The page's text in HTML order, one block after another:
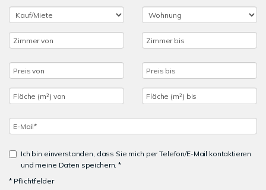
Ich bin einverstanden, dass Sie mich per Telefon/E-Mail kontaktieren
und meine Daten speichern. *
* Pflichtfelder